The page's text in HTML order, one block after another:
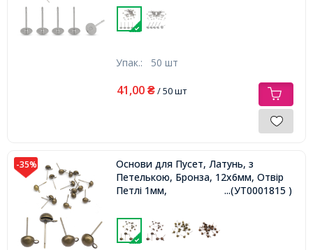
Упак.: 50 шт
41,00 ₴/ 50 шт
-35%
Основи для Пусет, Латунь, з
Петелькою, Бронза, 12х6мм, Отвір
Петлі 1мм,
...(УТ0001815 )